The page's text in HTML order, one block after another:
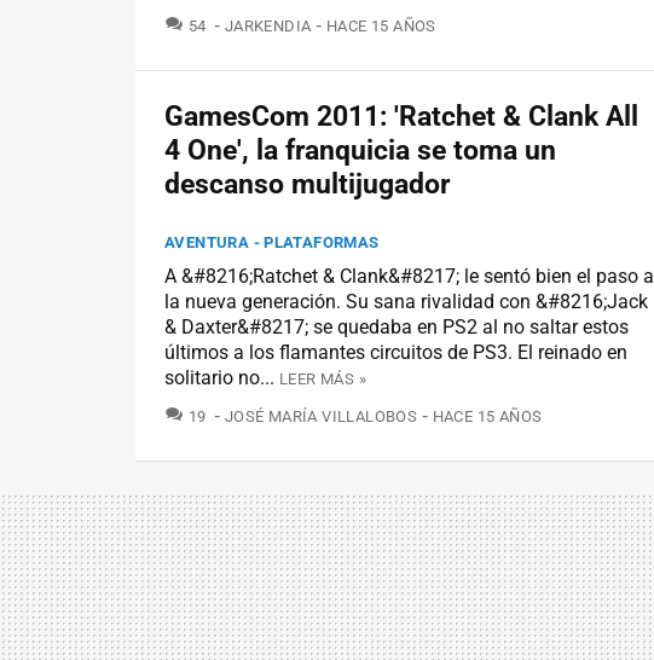
54 COMENTARIOS
JARKENDIA HACE 15 AÑOS
GamesCom 2011: 'Ratchet & Clank All
4 One', la franquicia se toma un
descanso multijugador
AVENTURA - PLATAFORMAS
A &#8216;Ratchet & Clank&#8217; le sentó bien el paso a
la nueva generación. Su sana rivalidad con &#8216;Jack
& Daxter&#8217; se quedaba en PS2 al no saltar estos
últimos a los flamantes circuitos de PS3. El reinado en
solitario no... LEER MÁS »
19 COMENTARIOS
JOSÉ MARÍA VILLALOBOS HACE 15 AÑOS